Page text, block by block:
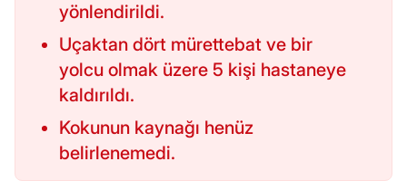
yönlendirildi.
Uçaktan dört mürettebat ve bir
yolcu olmak üzere 5 kişi hastaneye
kaldırıldı.
Kokunun kaynağı henüz
belirlenemedi.